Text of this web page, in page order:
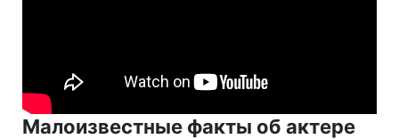
Малоизвестные факты об актере